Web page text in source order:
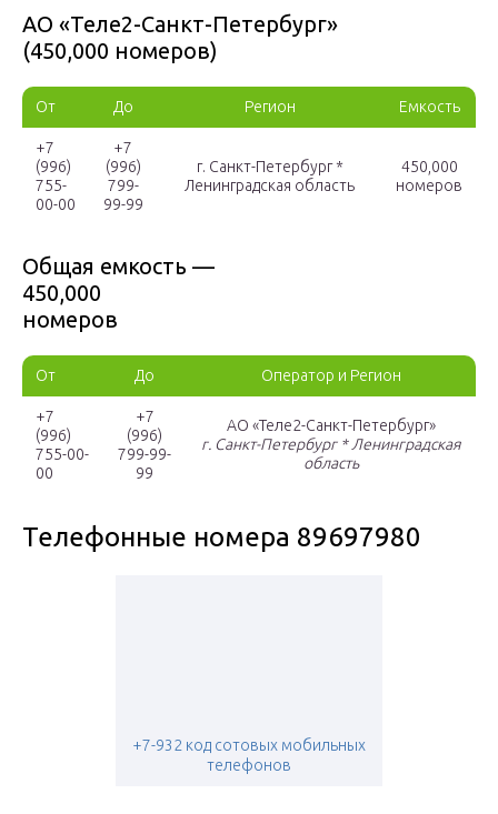
АО «Теле2-Санкт-Петербург»
(450,000 номеров)
От До Регион Емкость
+7
(996)
755-
00-00
+7
(996)
799-
99-99
г. Санкт-Петербург *
Ленинградская область
450,000
номеров
Общая емкость —
450,000
номеров
От До Оператор и Регион
+7
(996)
755-00-
00
+7
(996)
799-99-
99
АО «Теле2-Санкт-Петербург»
г. Санкт-Петербург * Ленинградская
область
Телефонные номера 89697980
+7-932 код сотовых мобильных
телефонов